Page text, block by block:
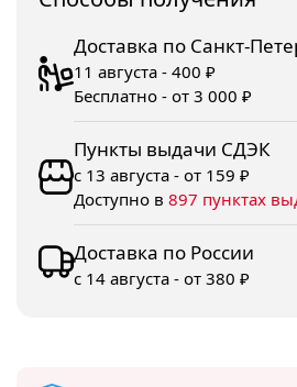
Доставка по Санкт-
11 августа - 400 ₽
Бесплатно - от 3 000 ₽
Пункты выдачи СДЭК
с 13 августа - от 159 ₽
Доступно в 897 пунктах
Доставка по России
с 14 августа - от 380 ₽